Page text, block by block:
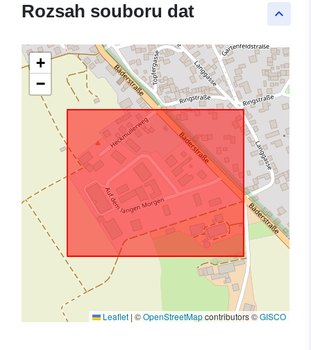
keyboard_arrow_up
Rozsah souboru dat
+
−
Leaflet | ©OpenStreetMapcontributors ©GISCO